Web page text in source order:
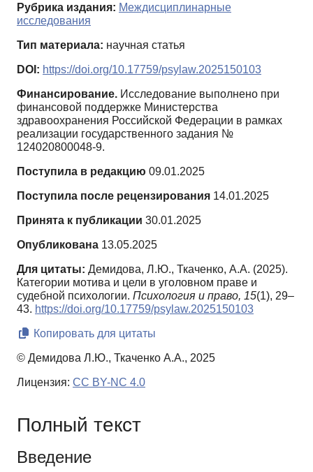
Рубрика издания: Междисциплинарные
исследования
Тип материала: научная статья
DOI: https://doi.org/10.17759/psylaw.2025150103
Финансирование. Исследование выполнено при
финансовой поддержке Министерства
здравоохранения Российской Федерации в рамках
реализации государственного задания №
124020800048-9.
Поступила в редакцию 09.01.2025
Поступила после рецензирования 14.01.2025
Принята к публикации 30.01.2025
Опубликована 13.05.2025
Для цитаты: Демидова, Л.Ю., Ткаченко, А.А. (2025).
Категории мотива и цели в уголовном праве и
судебной психологии. Психология и право, 15(1), 29–
43. https://doi.org/10.17759/psylaw.2025150103
Копировать для цитаты
© Демидова Л.Ю., Ткаченко А.А., 2025
Лицензия: CC BY-NC 4.0
Полный текст
Введение